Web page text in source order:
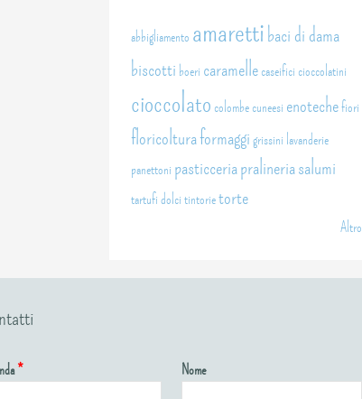
abbigliamento amarettibaci di dama
biscotti boeri caramelle caseifici cioccolatini
cioccolato colombe cuneesi enotechefiori
floricolturaformaggi grissini lavanderie
panettoni pasticceriapralineriasalumi
tartufi dolci tintorietorte
Altro
* Nome